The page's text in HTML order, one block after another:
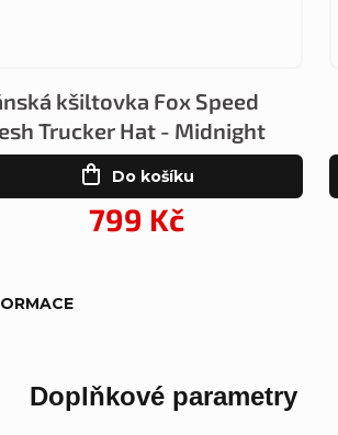
kšiltovka Fox Speed
Trucker Hat - Midnight
799 Kč
Do košíku
Doplňkové parametry